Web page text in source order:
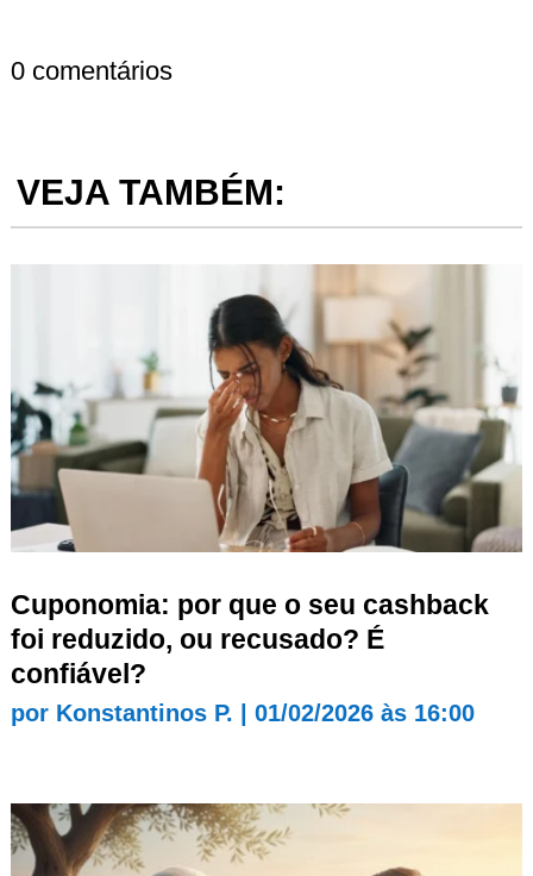
0 comentários
VEJA TAMBÉM:
Cuponomia: por que o seu cashback
foi reduzido, ou recusado? É
confiável?
por Konstantinos P. 01/02/2026 às 16:00